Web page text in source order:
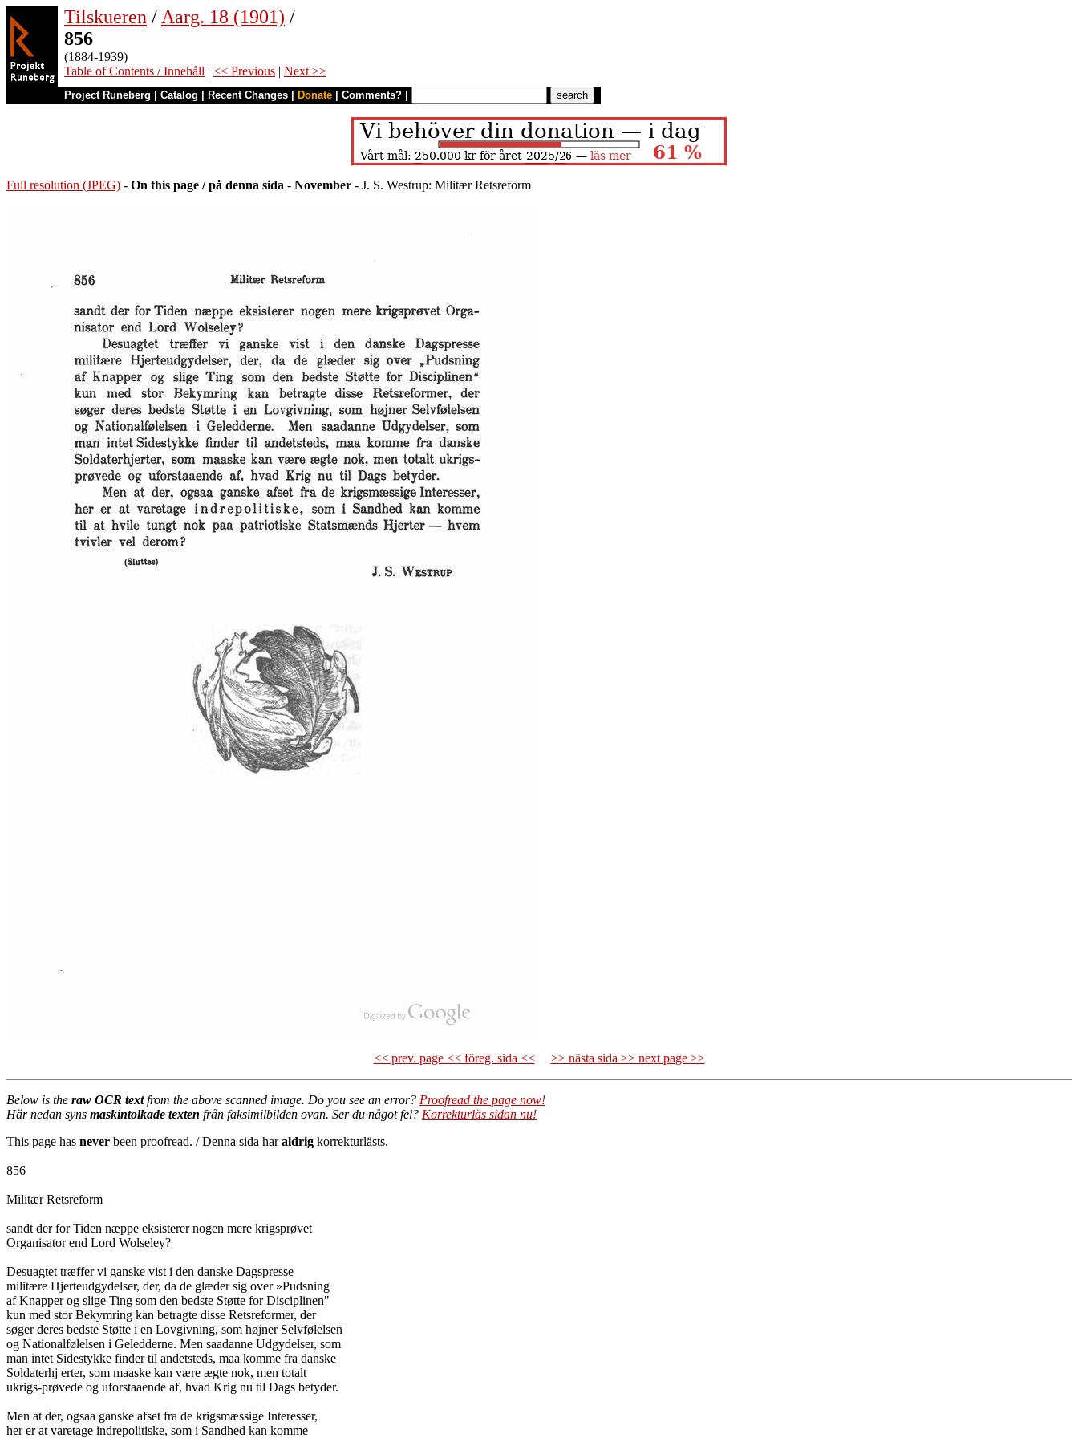
Tilskueren / Aarg. 18 (1901) /
856
(1884-1939)
Table of Contents / Innehåll | << Previous | Next >>
Project Runeberg Catalog Recent Changes Donate Comments?
Full resolution (JPEG) - On this page / på denna sida - November - J. S. Westrup: Militær Retsreform
<< prev. page << föreg. sida << >> nästa sida >> next page >>
Below is the raw OCR textfrom the above scanned image. Do you see an error? Proofread the page now!
Här nedan syns maskintolkade texten från faksimilbilden ovan. Ser du något fel? Korrekturläs sidan nu!
This page has never been proofread. / Denna sida haraldrig korrekturlästs.
856
Militær Retsreform
sandt der for Tiden næppe eksisterer nogen mere krigsprøvet
Organisator end Lord Wolseley?
Desuagtet træffer vi ganske vist i den danske Dagspresse
militære Hjerteudgydelser, der, da de glæder sig over »Pudsning
af Knapper og slige Ting som den bedste Støtte for Disciplinen"
kun med stor Bekymring kan betragte disse Retsreformer, der
søger deres bedste Støtte i en Lovgivning, som højner Selvfølelsen
og Nationalfølelsen i Geledderne. Men saadanne Udgydelser, som
man intet Sidestykke finder til andetsteds, maa komme fra danske
Soldaterhj erter, som maaske kan være ægte nok, men totalt
ukrigs-prøvede og uforstaaende af, hvad Krig nu til Dags betyder.
Men at der, ogsaa ganske afset fra de krigsmæssige Interesser,
her er at varetage indrepolitiske, som i Sandhed kan komme